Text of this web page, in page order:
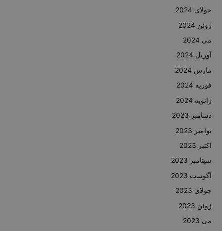
جولای 2024
ژوئن 2024
می 2024
آوریل 2024
مارس 2024
فوریه 2024
ژانویه 2024
دسامبر 2023
نوامبر 2023
اکتبر 2023
سپتامبر 2023
آگوست 2023
جولای 2023
ژوئن 2023
می 2023